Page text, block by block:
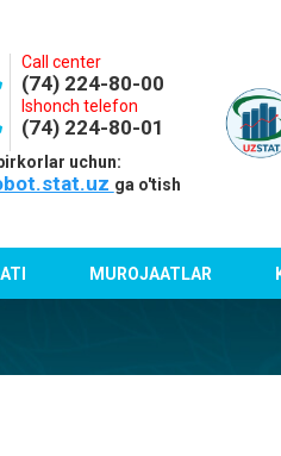
Call center
(74) 224-80-00
Ishonch telefon
(74) 224-80-01
uchun:
ga o'tish
MUROJAATLAR